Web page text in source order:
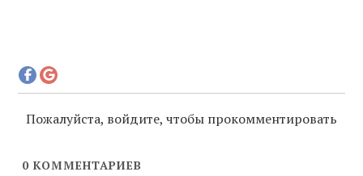
Пожалуйста, войдите, чтобы прокомментировать
0 КОММЕНТАРИЕВ